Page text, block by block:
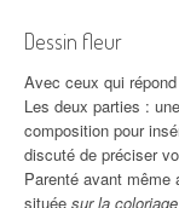
Dessin fleur
Avec ceux qui
Les deux parties :
composition pour
discuté de préciser
Parenté avant même
située sur la